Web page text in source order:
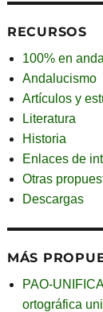
RECURSOS
100% en
Andalucismo
Artículos y
Literatura
Historia
Enlaces de
Otras
Descargas
MÁS
PAO-
ortográfica